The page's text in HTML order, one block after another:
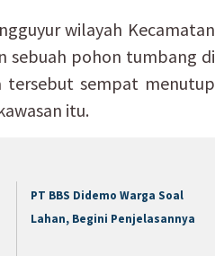
wilayah Kecamatan
sebuah pohon tumbang di
tersebut sempat menutup
itu.
PT BBS Didemo Warga Soal
Lahan, Begini Penjelasannya